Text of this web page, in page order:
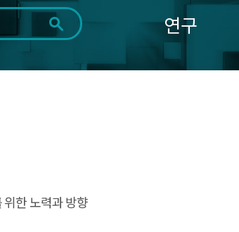
1개월 3개월 1년
연구
위한 노력과 방향